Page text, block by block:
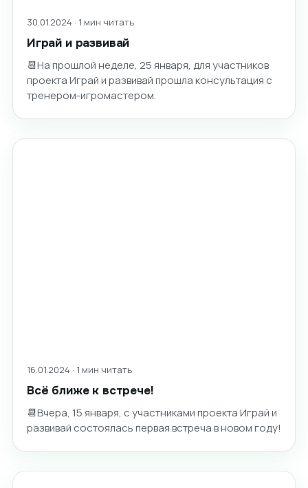
30.01.2024 · 1 мин читать
Играй и развивай
📆На прошлой неделе, 25 января, для участников
проекта Играй и развивай прошла консультация с
тренером-игромастером.
16.01.2024 · 1 мин читать
Всё ближе к встрече!
📆Вчера, 15 января, с участниками проекта Играй и
развивай состоялась первая встреча в новом году!